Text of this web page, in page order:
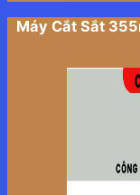
Máy Cắt Sắt